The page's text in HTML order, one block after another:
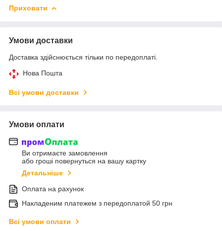
Приховати
Умови доставки
Доставка здійснюється тільки по передоплаті.
Нова Пошта
Всі умови доставки
Умови оплати
Ви отримаєте замовлення
або гроші повернуться на вашу картку
Детальніше
Оплата на рахунок
Накладеним платежем з передоплатой 50 грн
Всі умови оплати